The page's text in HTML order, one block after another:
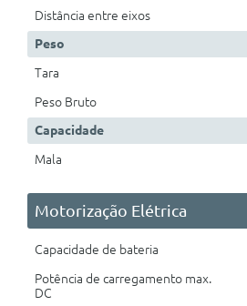
Distância entre eixos
Peso
Tara
Peso Bruto
Capacidade
Mala
Motorização Elétrica
Capacidade de bateria
Potência de carregamento max.
DC